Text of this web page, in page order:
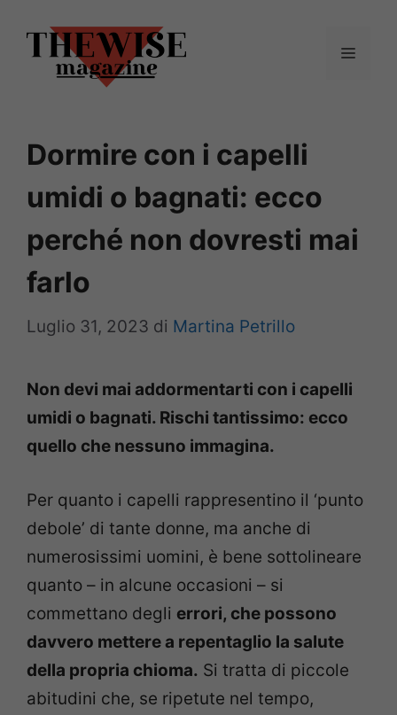
contenuto
Menu
Dormire con i capelli
umidi o bagnati: ecco
perché non dovresti mai
farlo
Luglio 31, 2023 di Martina Petrillo
Non devi mai addormentarti con i capelli
umidi o bagnati. Rischi tantissimo: ecco
quello che nessuno immagina.
Per quanto i capelli rappresentino il ‘punto
debole’ di tante donne, ma anche di
numerosissimi uomini, è bene sottolineare
quanto – in alcune occasioni – si
commettano degli errori, che possono
davvero mettere a repentaglio la salute
della propria chioma. Si tratta di piccole
abitudini che, se ripetute nel tempo,